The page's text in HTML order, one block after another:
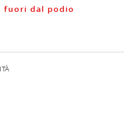
fuori dal podio